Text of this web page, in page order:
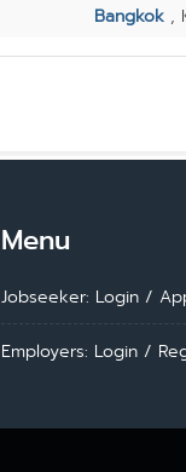
Bangkok ,
Menu
Jobseeker: Login /
Employers: Login /